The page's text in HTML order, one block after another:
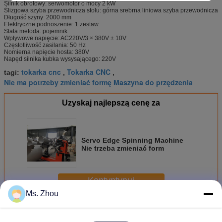
Silnik obrotowy: serwomotor o mocy 2 kW
Ślizgowa szyba przewodnicza stołu: górna srebrna liniowa szyba przewodnicza
Długość szyny: 2000 mm
Elektryczne podnoszenie: 1 zestaw
Stała metoda: pojemnik
Wpływowe napięcie: AC220V/3 × 380V ± 10V
Częstotliwość zasilania: 50 Hz
Nomierna napięcie hosta: 380V
Napęd silnika kubka wysysającego: 220V
tagi: tokarka cnc , Tokarka CNC ,
Nie ma potrzeby zmieniać formę Maszyna do przędzenia
Uzyskaj najlepszą cenę za
Servo Edge Spinning Machine
Nie trzeba zmieniać form
Kontyntynuj
JeszczeTokarka CNC do metalu
Ms. Zhou